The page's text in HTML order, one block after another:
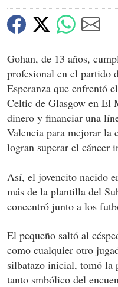
Gohan, de 13 años,
profesional en el partido
Esperanza que enfrentó
Celtic de Glasgow en El
dinero y financiar una
Valencia para mejorar la
logran superar el cáncer
Así, el jovencito nacido
más de la plantilla del
concentró junto a los
El pequeño saltó al
como cualquier otro
silbatazo inicial, tomó la
tanto smbólico del